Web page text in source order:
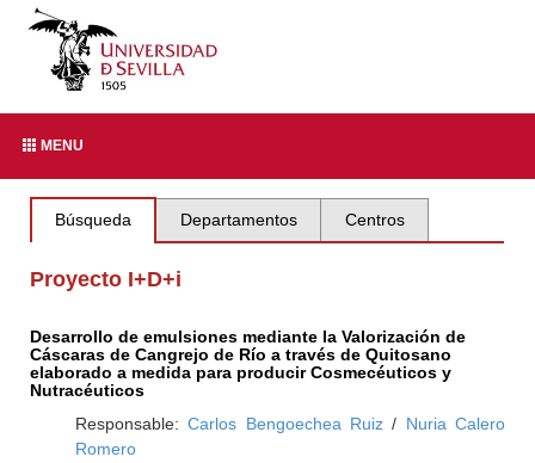
MENU
Búsqueda Departamentos Centros
Proyecto I+D+i
Desarrollo de emulsiones mediante la Valorización de
Cáscaras de Cangrejo de Río a través de Quitosano
elaborado a medida para producir Cosmecéuticos y
Nutracéuticos
Responsable:Carlos Bengoechea Ruiz/ Nuria Calero
Romero